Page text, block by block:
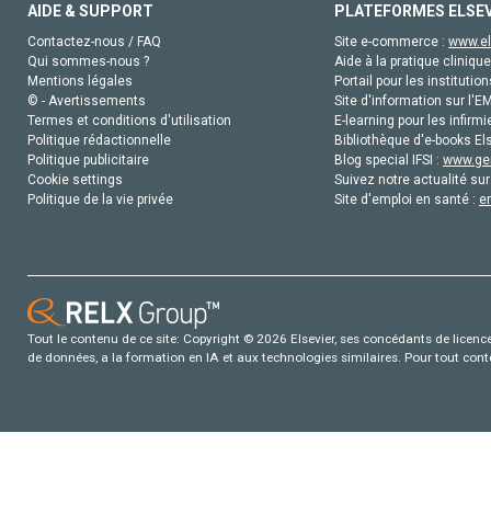
AIDE & SUPPORT
Contactez-nous / FAQ
Qui sommes-nous ?
Mentions légales
© - Avertissements
Termes et conditions d'utilisation
Politique rédactionnelle
Politique publicitaire
Cookie settings
Politique de la vie privée
PLATEFORMES
Site e-commerce :
Aide à la pratique
Portail pour les
Site d'information sur
E-learning pour les
Bibliothèque d'e-books
Blog special IFSI :
Suivez notre actualité
Site d'emploi en santé :
Tout le contenu de ce site: Copyright © 2026 Elsevier, ses concédants de
de données, a la formation en IA et aux technologies similaires. Pour tout